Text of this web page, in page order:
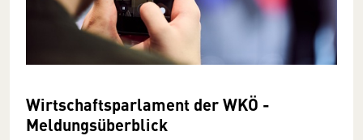
Wirtschaftsparlament der WKÖ -
Meldungsüberblick